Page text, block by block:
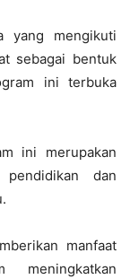
yang mengikuti
sebagai bentuk
ini terbuka
ini merupakan
dan
manfaat
meningkatkan